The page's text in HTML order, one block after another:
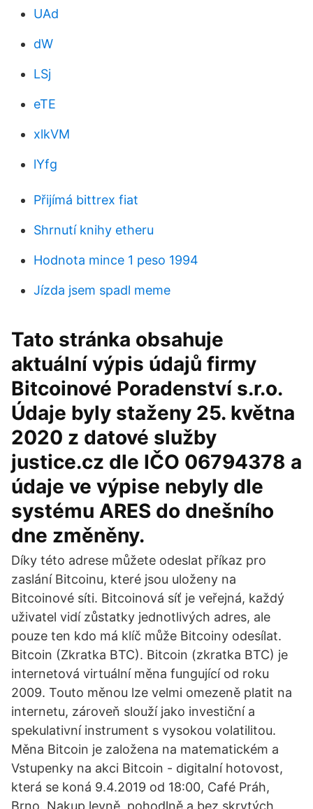
UAd
dW
LSj
eTE
xlkVM
lYfg
Přijímá bittrex fiat
Shrnutí knihy etheru
Hodnota mince 1 peso 1994
Jízda jsem spadl meme
Tato stránka obsahuje
aktuální výpis údajů firmy
Bitcoinové Poradenství s.r.o.
Údaje byly staženy 25. května
2020 z datové služby
justice.cz dle IČO 06794378 a
údaje ve výpise nebyly dle
systému ARES do dnešního
dne změněny.
Díky této adrese můžete odeslat příkaz pro
zaslání Bitcoinu, které jsou uloženy na
Bitcoinové síti. Bitcoinová síť je veřejná, každý
uživatel vidí zůstatky jednotlivých adres, ale
pouze ten kdo má klíč může Bitcoiny odesílat.
Bitcoin (Zkratka BTC). Bitcoin (zkratka BTC) je
internetová virtuální měna fungující od roku
2009. Touto měnou lze velmi omezeně platit na
internetu, zároveň slouží jako investiční a
spekulativní instrument s vysokou volatilitou.
Měna Bitcoin je založena na matematickém a
Vstupenky na akci Bitcoin - digitalní hotovost,
která se koná 9.4.2019 od 18:00, Café Práh,
Brno. Nakup levně, pohodlně a bez skrytých